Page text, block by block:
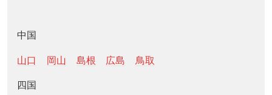
中国
山口 岡山 島根 広島 鳥取
四国